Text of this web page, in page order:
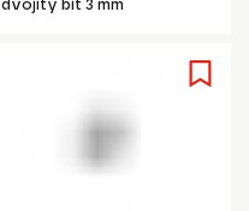
dvojitý bit 3 mm